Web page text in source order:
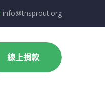
info@tnsprout.org
線上捐款